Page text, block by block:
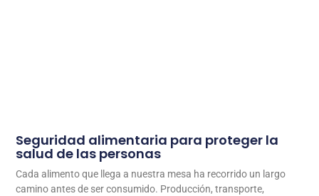
Seguridad alimentaria para proteger la
salud de las personas
Cada alimento que llega a nuestra mesa ha recorrido un largo
camino antes de ser consumido. Producción, transporte,